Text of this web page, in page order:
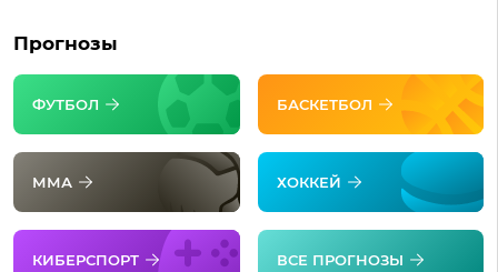
Прогнозы
ФУТБОЛ БАСКЕТБОЛ
ММА ХОККЕЙ
КИБЕРСПОРТ ВСЕ ПРОГНОЗЫ